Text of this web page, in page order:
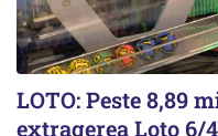
LOTO: Peste 8,89
extragerea Loto 6/